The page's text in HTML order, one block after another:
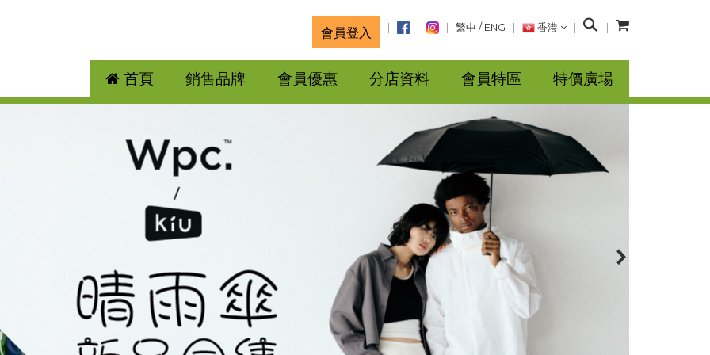
會員登入 繁中 / ENG 香港
搜
首頁 銷售品牌 會員優惠 分店資料 會員特區 特價廣場